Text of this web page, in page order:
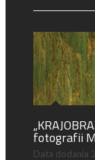
fotografii
Data dodania